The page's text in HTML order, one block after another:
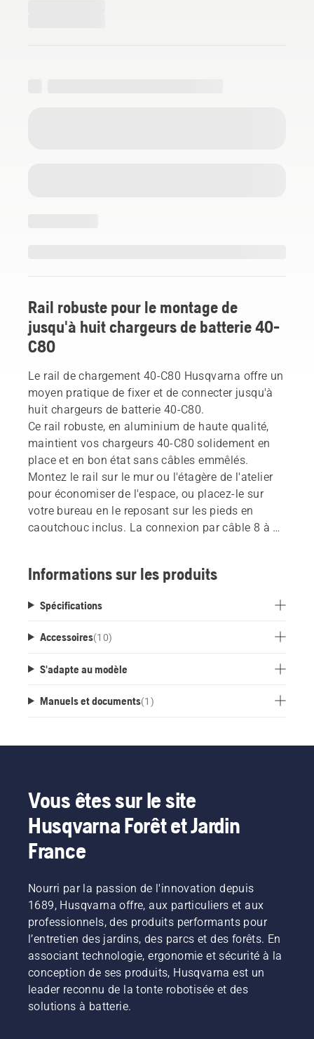
Rail robuste pour le montage de
jusqu'à huit chargeurs de batterie 40-
C80
Le rail de chargement 40-C80 Husqvarna offre un
moyen pratique de fixer et de connecter jusqu'à
huit chargeurs de batterie 40-C80.
Ce rail robuste, en aluminium de haute qualité,
maintient vos chargeurs 40-C80 solidement en
place et en bon état sans câbles emmêlés.
Montez le rail sur le mur ou l'étagère de l'atelier
pour économiser de l'espace, ou placez-le sur
votre bureau en le reposant sur les pieds en
caoutchouc inclus. La connexion par câble 8 à 1
chargeurs et les batteries.
Informations sur les produits
Spécifications
Accessoires(10)
S'adapte au modèle
Manuels et documents(1 )
Vous êtes sur le site
Husqvarna Forêt et Jardin
France
Nourri par la passion de l'innovation depuis
1689, Husqvarna offre, aux particuliers et aux
professionnels, des produits performants pour
l’entretien des jardins, des parcs et des forêts. En
associant technologie, ergonomie et sécurité à la
conception de ses produits, Husqvarna est un
leader reconnu de la tonte robotisée et des
solutions à batterie.